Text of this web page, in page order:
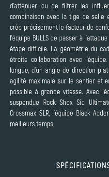
d'atténuer ou de filtrer les
combinaison avec la tige de selle
crée précisément le facteur de
l'équipe BULLS de passer à
étape difficile. La géométrie du
étroite collaboration avec
longue, d'un angle de direction
agilité maximale sur le sentier et
possible à grande vitesse. Avec
suspendue Rock Shox Sid
Crossmax SLR, l'équipe Black
meilleurs temps.